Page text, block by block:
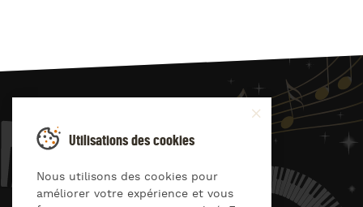
JAZZ4
Utilisations des cookies
Nous utilisons des cookies pour
améliorer votre expérience et vous